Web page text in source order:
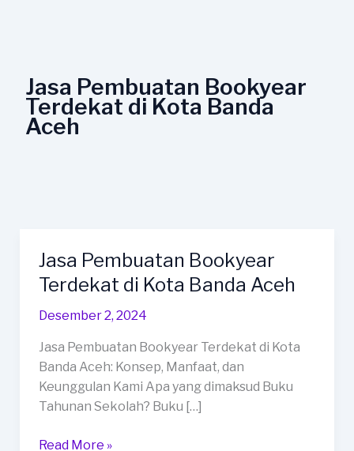
Jasa Pembuatan Bookyear
Terdekat di Kota Banda
Aceh
Jasa Pembuatan Bookyear
Terdekat di Kota Banda Aceh
Desember 2, 2024
Jasa Pembuatan Bookyear Terdekat di Kota
Banda Aceh: Konsep, Manfaat, dan
Keunggulan Kami Apa yang dimaksud Buku
Tahunan Sekolah? Buku […]
Jasa
Pembuatan
Bookyear
Terdekat
Kota
Banda
Aceh
Read More »